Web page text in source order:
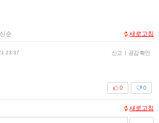
순 새로고침
23:37 신고 | 공감 확인
0
0
새로고침